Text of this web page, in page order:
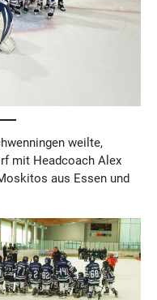
weilte,
mit Headcoach Alex
aus Essen und